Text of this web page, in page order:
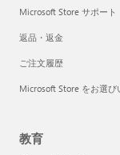
Microsoft Store サポート
返品・返金
ご注文履歴
Microsoft Store をお選び
教育